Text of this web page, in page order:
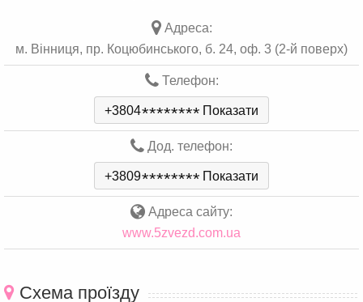
Адреса:
м. Вінниця, пр. Коцюбинського, б. 24, оф. 3 (2-й поверх)
Телефон:
+3804******** Показати
Дод. телефон:
+3809******** Показати
Адреса сайту:
www.5zvezd.com.ua
Схема проїзду